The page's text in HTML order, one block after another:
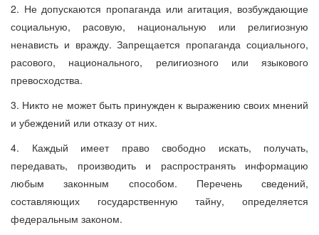
2. Не допускаются пропаганда или агитация, возбуждающие
социальную, расовую, национальную или религиозную
ненависть и вражду. Запрещается пропаганда социального,
расового, национального, религиозного или языкового
превосходства.
3. Никто не может быть принужден к выражению своих мнений
и убеждений или отказу от них.
4. Каждый имеет право свободно искать, получать,
передавать, производить и распространять информацию
любым законным способом. Перечень сведений,
составляющих государственную тайну, определяется
федеральным законом.